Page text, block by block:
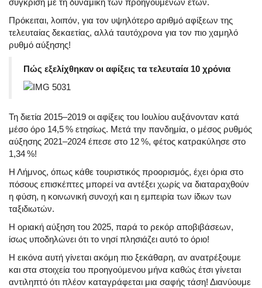
σύγκριση με τη δυναμική των προηγούμενων ετών.
Πρόκειται, λοιπόν, για τον υψηλότερο αριθμό αφίξεων της
τελευταίας δεκαετίας, αλλά ταυτόχρονα για τον πιο χαμηλό
ρυθμό αύξησης!
Πώς εξελίχθηκαν οι αφίξεις τα τελευταία 10 χρόνια
Τη διετία 2015–2019 οι αφίξεις του Ιουλίου αυξάνονταν κατά
μέσο όρο 14,5 % ετησίως. Μετά την πανδημία, ο μέσος ρυθμός
αύξησης 2021–2024 έπεσε στο 12 %, φέτος κατρακύλησε στο
1,34 %!
Η Λήμνος, όπως κάθε τουριστικός προορισμός, έχει όρια στο
πόσους επισκέπτες μπορεί να αντέξει χωρίς να διαταραχθούν
η φύση, η κοινωνική συνοχή και η εμπειρία των ίδιων των
ταξιδιωτών.
Η οριακή αύξηση του 2025, παρά το ρεκόρ αποβιβάσεων,
ίσως υποδηλώνει ότι το νησί πλησιάζει αυτό το όριο!
Η εικόνα αυτή γίνεται ακόμη πιο ξεκάθαρη, αν ανατρέξουμε
και στα στοιχεία του προηγούμενου μήνα καθώς έτσι γίνεται
αντιληπτό ότι πλέον καταγράφεται μια σαφής τάση! Διανύουμε